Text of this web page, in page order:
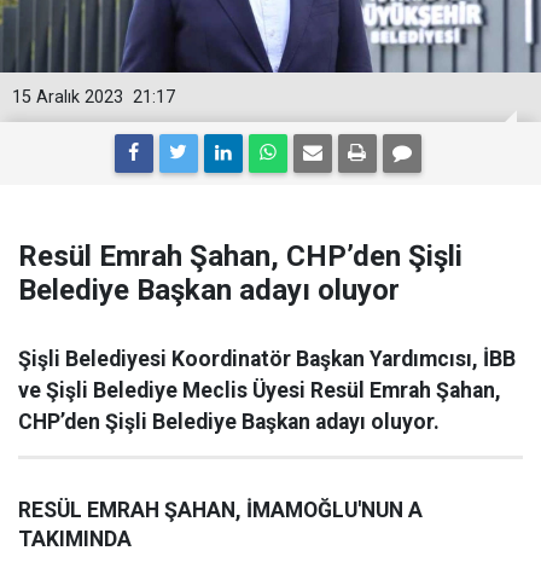
21:17
15 Aralık 2023
Resül Emrah Şahan, CHP’den Şişli
Belediye Başkan adayı oluyor
Şişli Belediyesi Koordinatör Başkan Yardımcısı, İBB
ve Şişli Belediye Meclis Üyesi Resül Emrah Şahan,
CHP’den Şişli Belediye Başkan adayı oluyor.
RESÜL EMRAH ŞAHAN, İMAMOĞLU'NUN A
TAKIMINDA